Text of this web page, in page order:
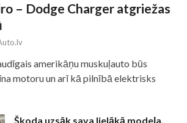
– Dodge Charger atgriežas
amerikāņu muskuļauto būs
motoru un arī kā pilnībā elektrisks
Škoda uzsāk sava lielākā modeļa,